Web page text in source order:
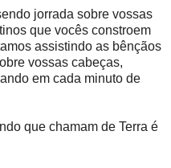
jorrada sobre vossas
que vocês constroem
assistindo as bênçãos
vossas cabeças,
em cada minuto de
que chamam de Terra é